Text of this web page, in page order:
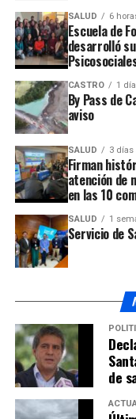
NO TE PIERDAS
Seremi de Salud
contagio de Virus
SALUD 6
Escuela de
desarrolló
CASTRO 1
By Pass de
aviso
SALUD 3 días
Firman
atención de
en las 10
SALUD 1
Servicio de
de